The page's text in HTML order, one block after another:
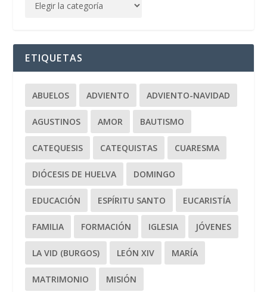
ETIQUETAS
ABUELOS ADVIENTO ADVIENTO-NAVIDAD
AGUSTINOS AMOR BAUTISMO
CATEQUESIS CATEQUISTAS CUARESMA
DIÓCESIS DE HUELVA DOMINGO
EDUCACIÓN ESPÍRITU SANTO EUCARISTÍA
FAMILIA FORMACIÓN IGLESIA JÓVENES
LA VID (BURGOS) LEÓN XIV MARÍA
MATRIMONIO MISIÓN